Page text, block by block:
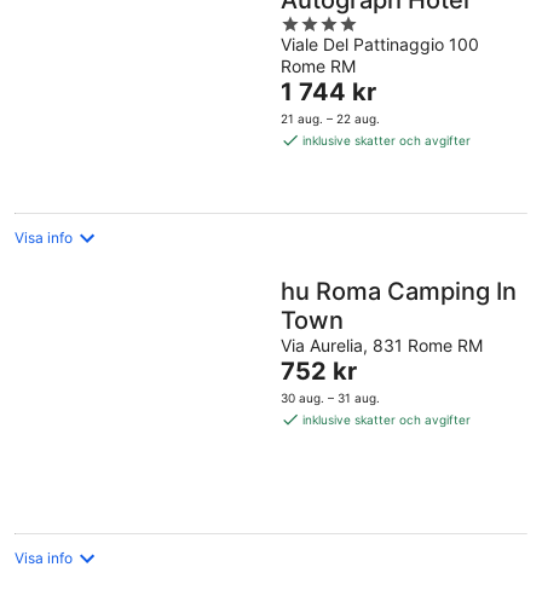
4
out
of
5
Viale Del Pattinaggio 100
Rome RM
Priset
är
1 744 kr
1 744 kr
21 aug. – 22 aug.
inklusive skatter och avgifter
Visa info
hu Roma Camping In
Town
Via Aurelia, 831 Rome RM
Priset
är
752 kr
752 kr
30 aug. – 31 aug.
inklusive skatter och avgifter
Visa info